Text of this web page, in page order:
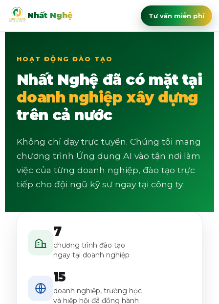
nội
Nhất Nghệ Tư vấn miễn phí
HOẠT ĐỘNG ĐÀO TẠO
Nhất Nghệ đã có mặt tại
doanh nghiệp xây dựng
trên cả nước
Không chỉ dạy trực tuyến. Chúng tôi mang
chương trình Ứng dụng AI vào tận nơi làm
việc của từng doanh nghiệp, đào tạo trực
tiếp cho đội ngũ kỹ sư ngay tại công ty.
7
chương trình đào tạo
ngay tại doanh nghiệp
15
doanh nghiệp, trường học
và hiệp hội đã đồng hành